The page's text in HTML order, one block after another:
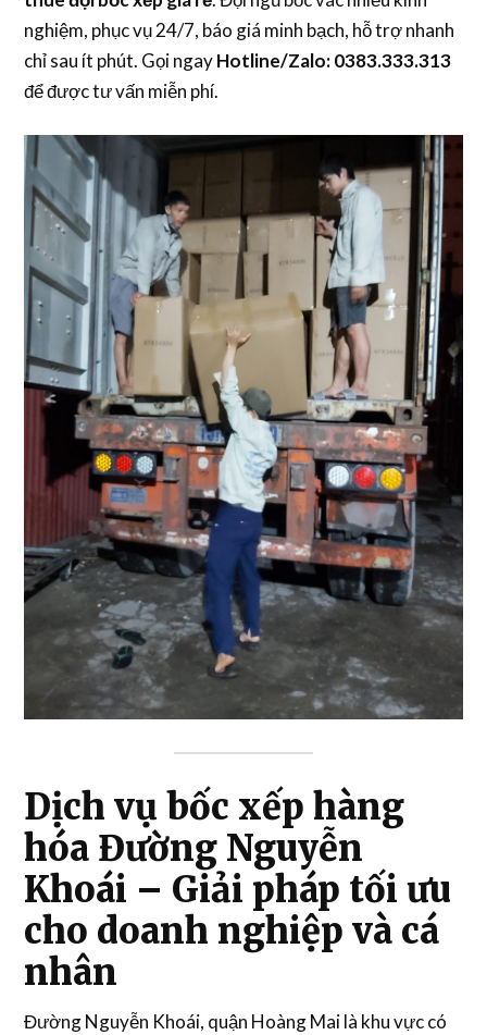
nghiệm, phục vụ 24/7, báo giá minh bạch, hỗ trợ nhanh
chỉ sau ít phút. Gọi ngayHotline/Zalo: 0383.333.313
để được tư vấn miễn phí.
Dịch vụ bốc xếp hàng
hóa Đường Nguyễn
Khoái – Giải pháp tối ưu
cho doanh nghiệp và cá
nhân
Đường Nguyễn Khoái, quận Hoàng Mai là khu vực có